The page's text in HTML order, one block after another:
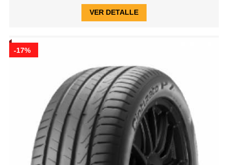
VER DETALLE
-17%